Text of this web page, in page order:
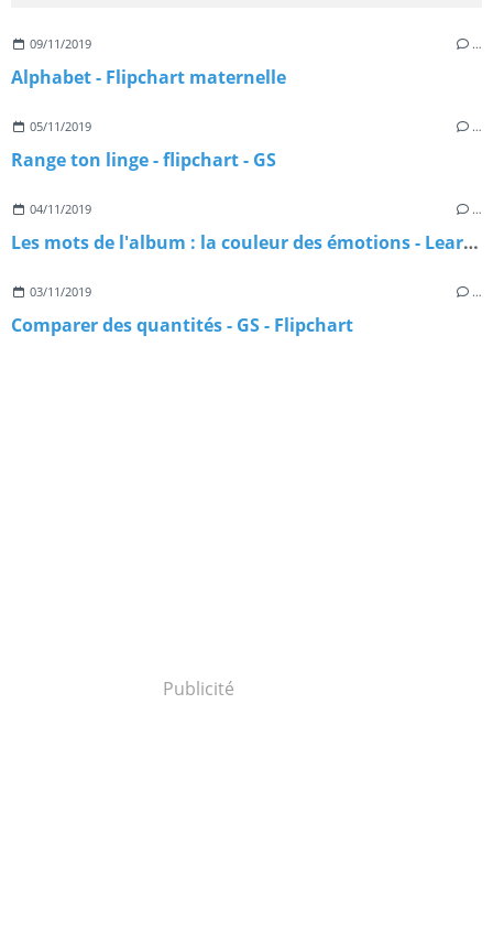
09/11/2019 …
Alphabet - Flipchart maternelle
05/11/2019 …
Range ton linge - flipchart - GS
04/11/2019 …
Les mots de l'album : la couleur des émotions - Learningapps
03/11/2019 …
Comparer des quantités - GS - Flipchart
Publicité